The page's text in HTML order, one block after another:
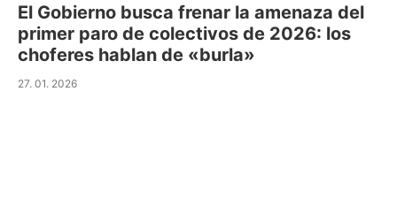
El Gobierno busca frenar la amenaza del
primer paro de colectivos de 2026: los
choferes hablan de «burla»
27. 01. 2026